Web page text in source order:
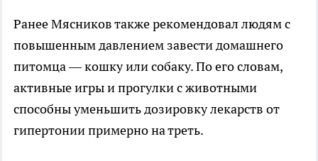
Ранее Мясников также рекомендовал людям с
повышенным давлением завести домашнего
питомца — кошку или собаку. По его словам,
активные игры и прогулки с животными
способны уменьшить дозировку лекарств от
гипертонии примерно на треть.